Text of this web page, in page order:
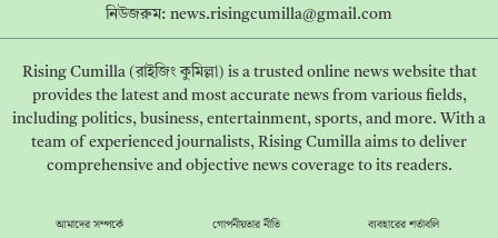
নিউজরুম: news.risingcumilla@gmail.com
Rising Cumilla (রাইজিং কুমিল্লা) is a trusted online news website that
provides the latest and most accurate news from various fields,
including politics, business, entertainment, sports, and more. With a
team of experienced journalists, Rising Cumilla aims to deliver
comprehensive and objective news coverage to its readers.
আমাদের সম্পর্কে গোপনীয়তার নীতি ব্যবহারের শর্তাবলি